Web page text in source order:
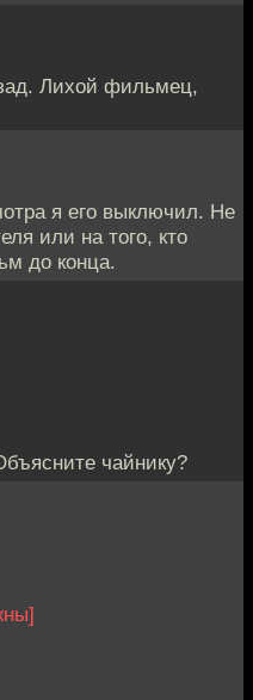
Лихой фильмец,
я его выключил. Не
или на того, кто
до конца.
чайнику?